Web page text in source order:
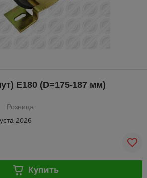
E180 (D=175-187 мм)
Розница
2026
Купить